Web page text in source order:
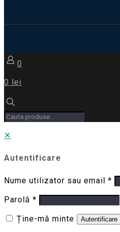
0
0 lei
✕
Autentificare
Nume utilizator sau email *
Parolă *
Ține-mă minte
Autentificare